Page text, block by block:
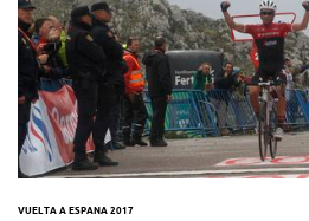
VUELTA A ESPANA 2017